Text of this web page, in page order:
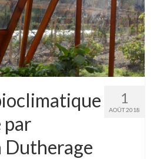
1
AOÛT 2018
par
Dutherage